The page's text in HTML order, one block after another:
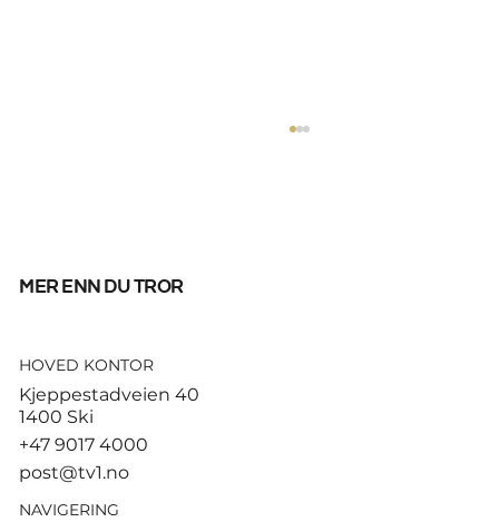
Høyre sier foreløpig nei til å
mer enn du tror
HOVED KONTOR
Kjeppestadveien 40
1400 Ski
+47 9017 4000
post@tv1.no
NAVIGERING